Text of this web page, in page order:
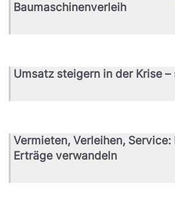
Baumaschinenverleih
Umsatz steigern in der Krise –
Vermieten, Verleihen, Service:
Erträge verwandeln